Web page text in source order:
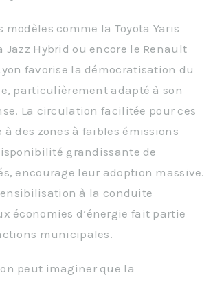
comme la Toyota Yaris
Jazz Hybrid ou encore le Renault
favorise la démocratisation du
particulièrement adapté à son
La circulation facilitée pour ces
des zones à faibles émissions
grandissante de
encourage leur adoption massive.
à la conduite
économies d’énergie fait partie
municipales.
peut imaginer que la